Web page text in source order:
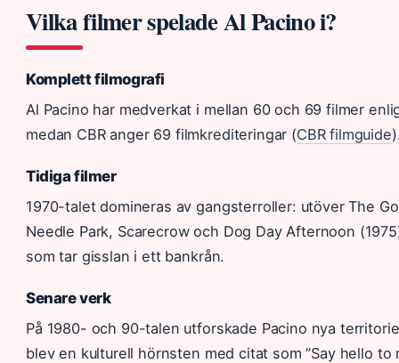
Vilka filmer spelade Al Pacino i?
Komplett filmografi
Al Pacino har medverkat i mellan 60 och 69 filmer
medan CBR anger 69 filmkrediteringar (CBR filmguide
Tidiga filmer
1970-talet domineras av gangsterroller: utöver The
Needle Park, Scarecrow och Dog Day Afternoon
som tar gisslan i ett bankrån.
Senare verk
På 1980- och 90-talen utforskade Pacino nya
blev en kulturell hörnsten med citat som ”Say hello to